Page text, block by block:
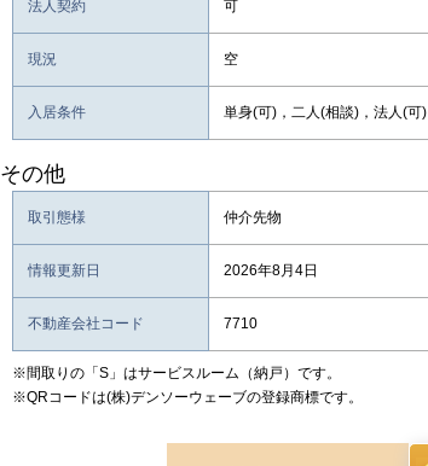
法人契約 可
現況 空
入居条件 単身(可)，二人(相談)，法人(可)
その他
取引態様 仲介先物
情報更新日 2026年8月4日
不動産会社コード 7710
※間取りの「S」はサービスルーム（納戸）です。
※QRコードは(株)デンソーウェーブの登録商標です。